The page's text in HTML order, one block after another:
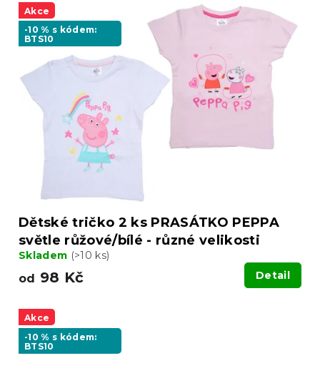
Akce
-10 % s kódem:
BTS10
Dětské tričko 2 ks PRASÁTKO PEPPA
světle růžové/bílé - různé velikosti
Skladem (>10 ks)
od 98 Kč Detail
Akce
-10 % s kódem:
BTS10